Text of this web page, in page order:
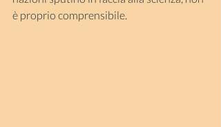
è proprio comprensibile.